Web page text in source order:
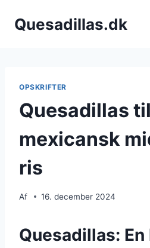
Quesadillas.dk
OPSKRIFTER
Quesadillas til
mexicansk
ris
Af 16. december 2024
Quesadillas: